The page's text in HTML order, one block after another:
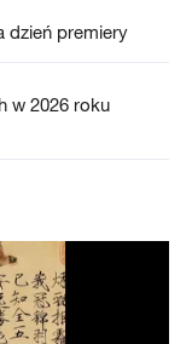
dzień premiery
w 2026 roku